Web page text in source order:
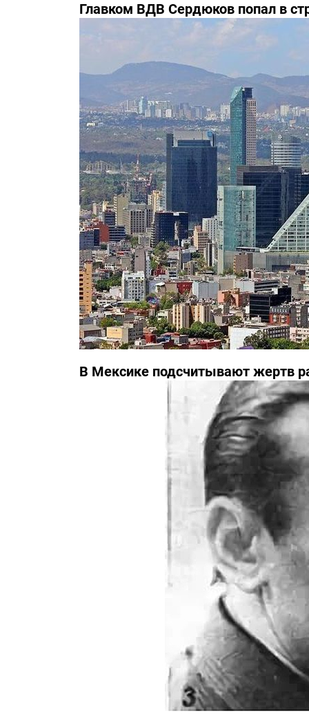
Главком ВДВ Сердюков попал в
В Мексике подсчитывают жертв